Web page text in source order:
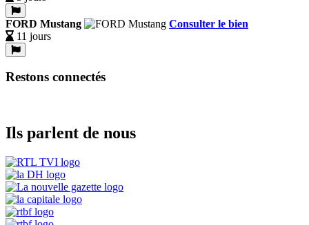
FORD Mustang
Consulter le bien
11 jours
Restons connectés
Ils parlent de nous